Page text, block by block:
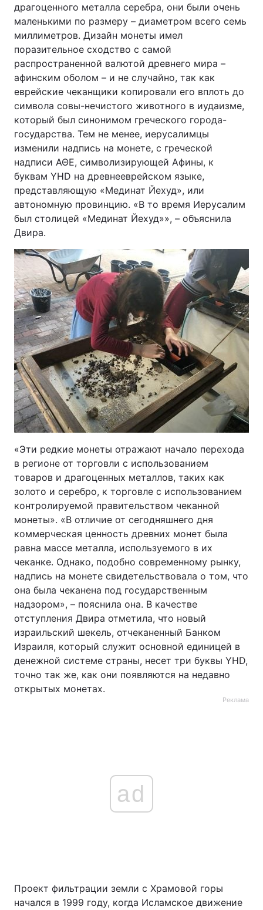
драгоценного металла серебра, они были очень
маленькими по размеру – диаметром всего семь
миллиметров. Дизайн монеты имел
поразительное сходство с самой
распространенной валютой древнего мира –
афинским оболом – и не случайно, так как
еврейские чеканщики копировали его вплоть до
символа совы-нечистого животного в иудаизме,
который был синонимом греческого города-
государства. Тем не менее, иерусалимцы
изменили надпись на монете, с греческой
надписи ΑΘΕ, символизирующей Афины, к
буквам YHD на древнееврейском языке,
представляющую «Мединат Йехуд», или
автономную провинцию. «В то время Иерусалим
был столицей «Мединат Йехуд»», – объяснила
Двира.
«Эти редкие монеты отражают начало перехода
в регионе от торговли с использованием
товаров и драгоценных металлов, таких как
золото и серебро, к торговле с использованием
контролируемой правительством чеканной
монеты». «В отличие от сегодняшнего дня
коммерческая ценность древних монет была
равна массе металла, используемого в их
чеканке. Однако, подобно современному рынку,
надпись на монете свидетельствовала о том, что
она была чеканена под государственным
надзором», – пояснила она. В качестве
отступления Двира отметила, что новый
израильский шекель, отчеканенный Банком
Израиля, который служит основной единицей в
денежной системе страны, несет три буквы YHD,
точно так же, как они появляются на недавно
открытых монетах.
Реклама
ad
Проект фильтрации земли с Храмовой горы
начался в 1999 году, когда Исламское движение